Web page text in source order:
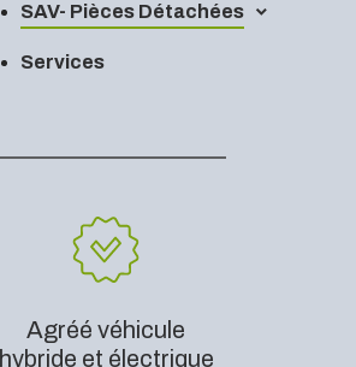
SAV- Pièces Détachées
Services
Agréé véhicule
hybride et électrique